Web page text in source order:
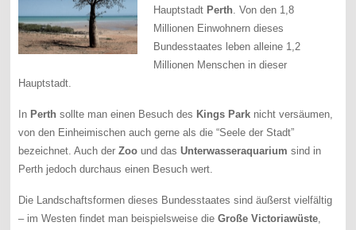
Hauptstadt Perth . Von den 1,8
Millionen Einwohnern dieses
Bundesstaates leben alleine 1,2
Millionen Menschen in dieser
Hauptstadt.
In Perth sollte man einen Besuch des Kings Park nicht versäumen,
von den Einheimischen auch gerne als die “Seele der Stadt”
bezeichnet. Auch derZoo und dasUnterwasseraquarium sind in
Perth jedoch durchaus einen Besuch wert.
Die Landschaftsformen dieses Bundesstaates sind äußerst vielfältig
– im Westen findet man beispielsweise dieGroße Victoriawüste,